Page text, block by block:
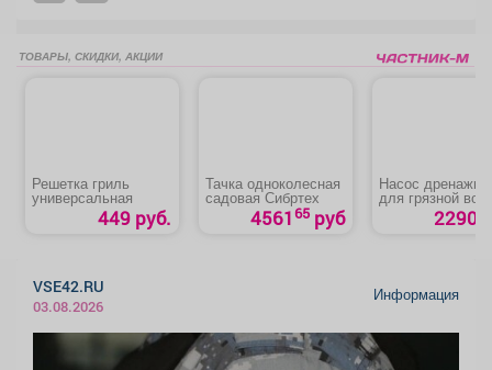
ТОВАРЫ, СКИДКИ, АКЦИИ
Решетка гриль
универсальная
449 руб.
Тачка одноколесная
садовая Сибртех
456165 руб
Насос
для грязной
«НД 3502290
VSE42.RU
03.08.2026
Информация